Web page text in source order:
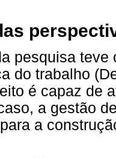
pesquisa
do trabalho
é capaz de
a gestão
a